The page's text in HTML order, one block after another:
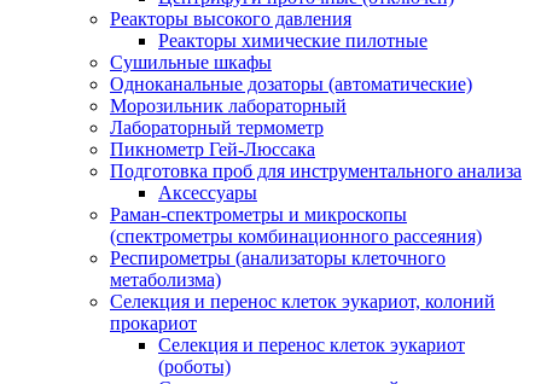
Реакторы высокого давления
Реакторы химические пилотные
Сушильные шкафы
Одноканальные дозаторы (автоматические)
Морозильник лабораторный
Лабораторный термометр
Пикнометр Гей-Люссака
Подготовка проб для инструментального анализа
Аксессуары
Раман-спектрометры и микроскопы
(спектрометры комбинационного рассеяния)
Респирометры (анализаторы клеточного
метаболизма)
Селекция и перенос клеток эукариот, колоний
прокариот
Селекция и перенос клеток эукариот
(роботы)